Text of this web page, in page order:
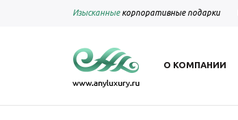
Изысканныекорпоративные подарки
О КОМПАНИИ